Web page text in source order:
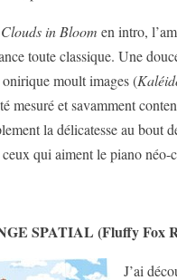
Clouds in Bloom en intro,
toute classique. Une
moult images (
mesuré et savamment
la délicatesse au bout
qui aiment le piano
SPATIAL (Fluffy Fox
J’ai